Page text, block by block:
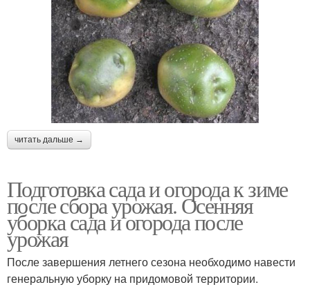
читать дальше →
Подготовка сада и огорода к зиме
после сбора урожая. Осенняя
уборка сада и огорода после
урожая
После завершения летнего сезона необходимо навести
генеральную уборку на придомовой территории.